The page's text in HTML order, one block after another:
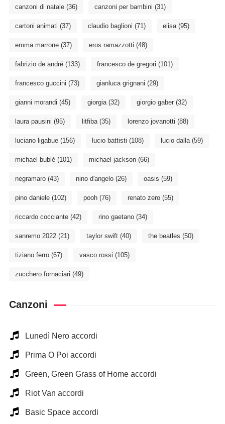
canzoni di natale(36) canzoni per bambini (31)
cartoni animati (37) claudio baglioni (71) elisa(95)
emma marrone(37) eros ramazzotti (48)
fabrizio de andré(133) francesco de gregori (101)
francesco guccini (73) gianluca grignani (29)
gianni morandi (45) giorgia(32) giorgio gaber(32)
laura pausini (95) litfiba(35) lorenzo jovanotti (88)
luciano ligabue(156) lucio battisti (108) lucio dalla(59)
michael bublé(101) michael jackson(66)
negramaro(43) nino d'angelo(26) oasis (59)
pino daniele(102) pooh(76) renato zero(55)
riccardo cocciante(42) rino gaetano(34)
sanremo 2022(21) taylor swift(40) the beatles (50)
tiziano ferro(67) vasco rossi (105)
zucchero fornaciari (49)
Canzoni
Lunedì Nero accordi
Prima O Poi accordi
Green, Green Grass of Home accordi
Riot Van accordi
Basic Space accordi